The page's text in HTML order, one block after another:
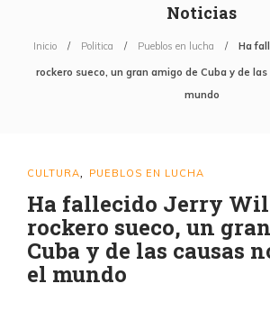
Noticias
Inicio Politica Pueblos en lucha Ha
rockero sueco, un gran amigo de Cuba y de las
mundo
CULTURA PUEBLOS EN LUCHA
Ha fallecido Jerry
rockero sueco, un
Cuba y de las causas
el mundo